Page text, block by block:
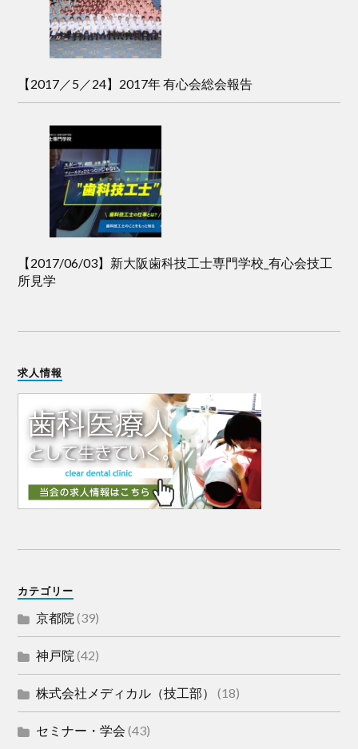
【2017／5／24】2017年 有心会総会報告
【2017/06/03】新大阪歯科技工士専門学校_有心会技工
所見学
求人情報
カテゴリー
京都院 (39)
神戸院 (42)
株式会社メディカル（技工部） (18)
セミナー・学会 (43)